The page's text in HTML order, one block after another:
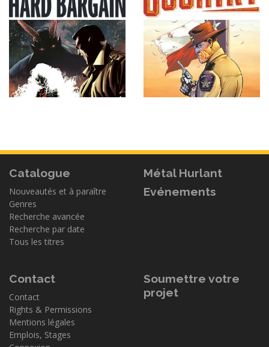
Catalogue
Nouveautés et à paraître
Genres
Recherche avancée
Recherche par date
Tous les titres
Métal Hurlant
Evénements
Contact
Contact
Rights & Permissions
Mentions légales
Emplois, Stages
Soumettre votre
projet